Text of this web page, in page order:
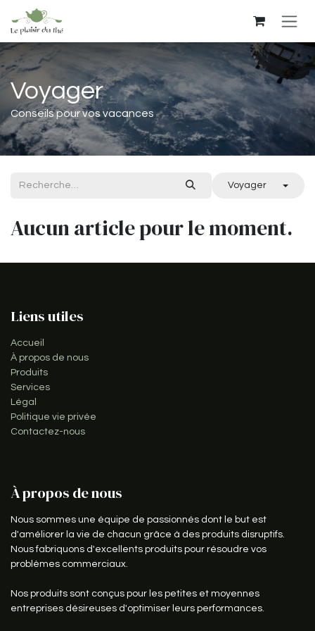
Se rendre au contenu
Voyager
Conseils pour vos vacances
Voyager
Aucun article pour le moment.
Liens utiles
Accueil
À propos de nous
Produits
Services
Légal
Politique vie privée
Contactez-nous
À propos de nous
Nous sommes une équipe de passionnés dont le but est
d'améliorer la vie de chacun grâce à des produits disruptifs.
Nous fabriquons d'excellents produits pour résoudre vos
problèmes commerciaux.
Nos produits sont conçus pour les petites et moyennes
entreprises désireuses d'optimiser leurs performances.